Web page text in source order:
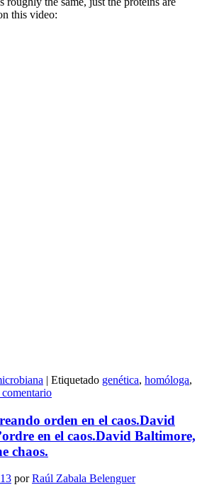
this video:
| Etiquetado genética, homóloga,
orden en el caos.David
en el caos.David Baltimore,
chaos.
porRaúl Zabala Belenguer